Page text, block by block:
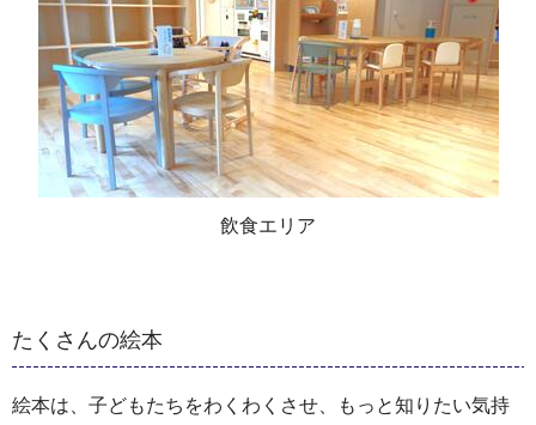
飲食エリア
たくさんの絵本
絵本は、子どもたちをわくわくさせ、もっと知りたい気持